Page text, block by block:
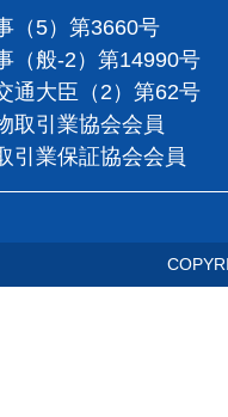
（5）第3660号
般-2）第14990号
大臣（2）第62号
取引業協会会員
引業保証協会会員